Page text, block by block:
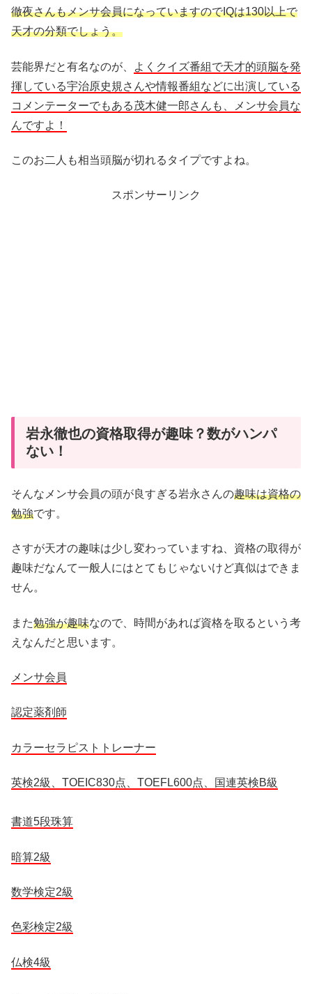
徹夜さんもメンサ会員になっていますのでIQは130以上で
天才の分類でしょう。
芸能界だと有名なのが、
よくクイズ番組で天才的頭脳を発
揮している宇治原史規さんや情報番組などに出演している
コメンテーターでもある茂木健一郎さんも、メンサ会員な
んですよ！
このお二人も相当頭脳が切れるタイプですよね。
スポンサーリンク
岩永徹也の資格取得が趣味？数がハンパ
ない！
そんなメンサ会員の頭が良すぎる岩永さんの趣味は資格の
勉強です。
さすが天才の趣味は少し変わっていますね、資格の取得が
趣味だなんて一般人にはとてもじゃないけど真似はできま
せん。
また勉強が趣味なので、時間があれば資格を取るという考
えなんだと思います。
メンサ会員
認定薬剤師
カラーセラピストトレーナー
英検2級、TOEIC830点、TOEFL600点、国連英検B級
書道5段珠算
暗算2級
数学検定2級
色彩検定2級
仏検4級